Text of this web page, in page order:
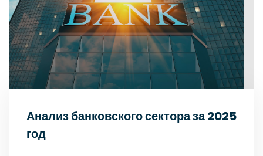
Анализ банковского сектора за 2025
год